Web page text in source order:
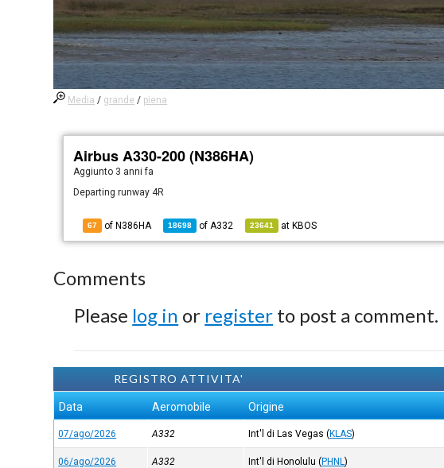
Media / grande / piena
Airbus A330-200 (N386HA)
Aggiunto 3 anni fa
Departing runway 4R
67 of N386HA 18698 ofA332 23641 at KBOS
Comments
Please log in or register to post a comment.
REGISTRO ATTIVITA'
Data Aeromobile Origine
07/ago/2026 A332 Int'l di Las Vegas (KLAS)
06/ago/2026 A332 Int'l di Honolulu (PHNL)